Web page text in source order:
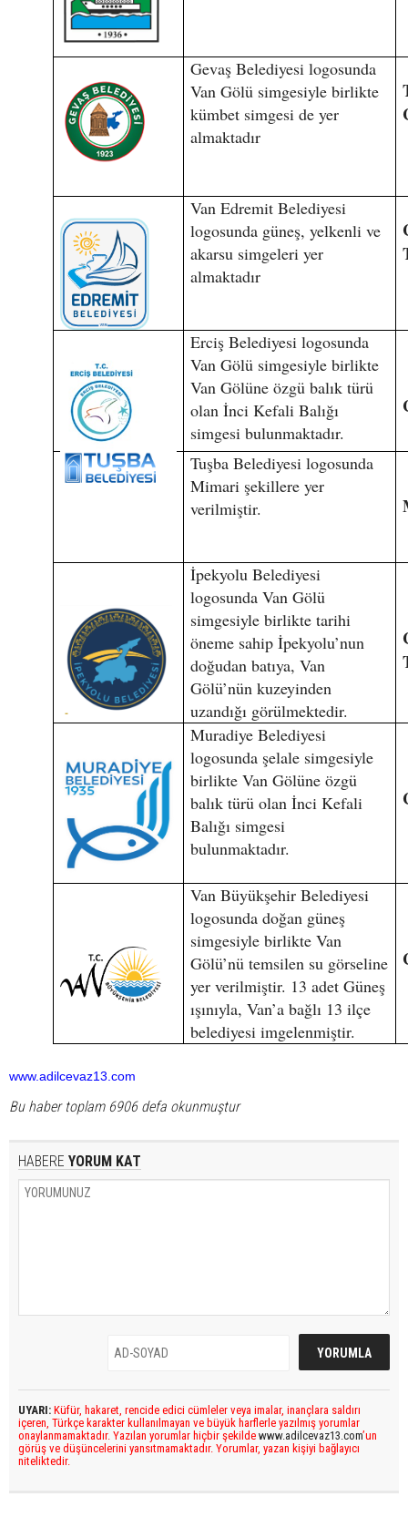
Gevaş Belediyesi logosunda
Van Gölü simgesiyle birlikte
kümbet simgesi de yer
almaktadır
Van Edremit Belediyesi
logosunda güneş, yelkenli ve
akarsu simgeleri yer
almaktadır
Erciş Belediyesi logosunda
Van Gölü simgesiyle birlikte
Van Gölüne özgü balık türü
olan İnci Kefali Balığı
simgesi bulunmaktadır.
Tuşba Belediyesi logosunda
Mimari şekillere yer
verilmiştir.
İpekyolu Belediyesi
logosunda Van Gölü
simgesiyle birlikte tarihi
öneme sahip İpekyolu’nun
doğudan batıya, Van
Gölü’nün kuzeyinden
uzandığı görülmektedir.
Muradiye Belediyesi
logosunda şelale simgesiyle
birlikte Van Gölüne özgü
balık türü olan İnci Kefali
Balığı simgesi
bulunmaktadır.
Van Büyükşehir Belediyesi
logosunda doğan güneş
simgesiyle birlikte Van
Gölü’nü temsilen su görseline
yer verilmiştir. 13 adet Güneş
ışınıyla, Van’a bağlı 13 ilçe
belediyesi imgelenmiştir.
www.adilcevaz13.com
Bu haber toplam 6906 defa okunmuştur
HABERE YORUM KAT
UYARI: Küfür, hakaret, rencide edici cümleler veya imalar, inançlara saldırı
içeren, Türkçe karakter kullanılmayan ve büyük harflerle yazılmış yorumlar
onaylanmamaktadır. Yazılan yorumlar hiçbir şekilde www.adilcevaz13.com’un
görüş ve düşüncelerini yansıtmamaktadır. Yorumlar, yazan kişiyi bağlayıcı
niteliktedir.